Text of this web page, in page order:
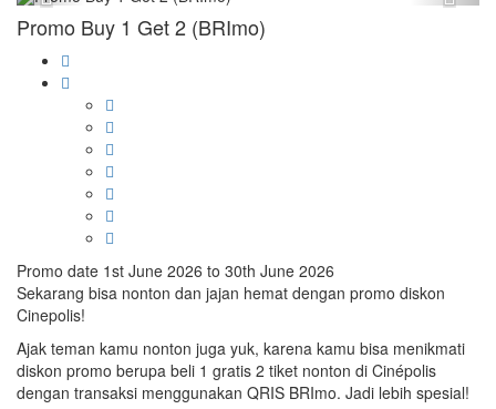
Promo Buy 1 Get 2 (BRImo)
Promo date 1st June 2026 to 30th June 2026
Sekarang bisa nonton dan jajan hemat dengan promo diskon
Cinepolis!
Ajak teman kamu nonton juga yuk, karena kamu bisa menikmati
diskon promo berupa beli 1 gratis 2 tiket nonton di Cinépolis
dengan transaksi menggunakan QRIS BRImo. Jadi lebih spesial!